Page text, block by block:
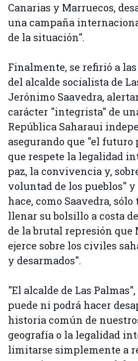
Canarias y Marruecos,
una campaña
de la situación".
Finalmente, se refirió a
del alcalde socialista de
Jerónimo Saavedra,
carácter "integrista" de
República Saharaui
asegurando que "el futuro
que respete la legalidad
paz, la convivencia y,
voluntad de los pueblos" y
hace, como Saavedra, sólo
llenar su bolsillo a costa
de la brutal represión que
ejerce sobre los civiles
y desarmados".
"El alcalde de Las
puede ni podrá hacer
historia común de
geografía o la legalidad
limitarse simplemente a